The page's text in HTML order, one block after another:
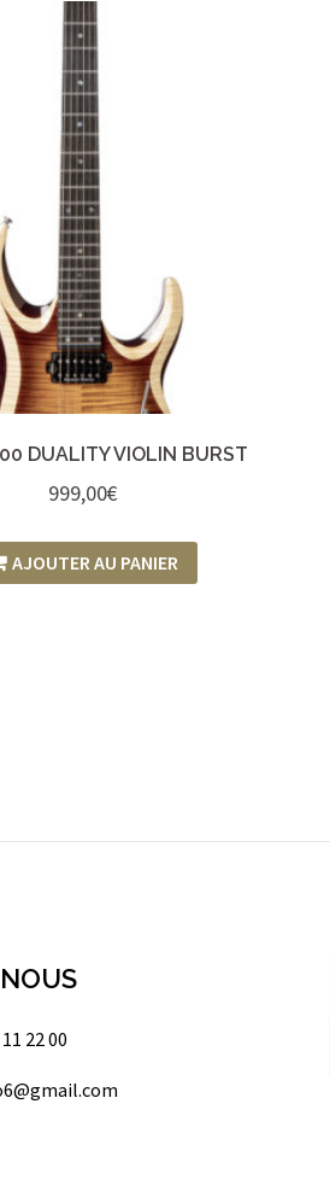
DUALITY VIOLIN BURST
999,00€
AJOUTER AU PANIER
22 00